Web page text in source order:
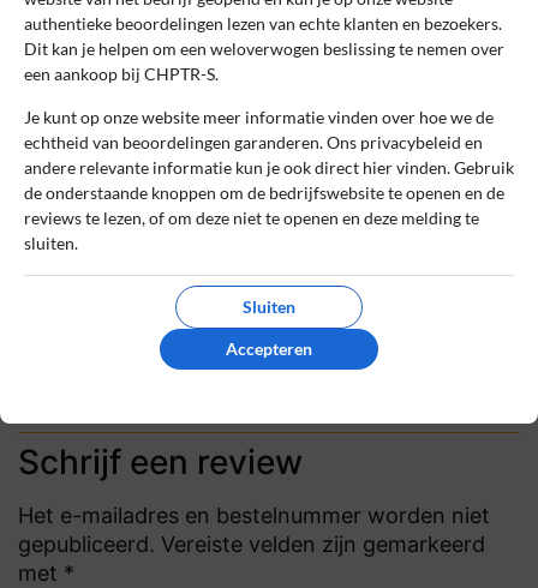
Beoordeling: 10
De lingerie en kleding zijn prachtig
afgewerkt, uniek en stijlvol. CHPTR-S
straalt echt luxe uit en ik voel me
zelfverzekerd in hun ontwerpen.
0 0
Review handmatig gecontroleerd en goedgekeurd.
Bekijk ons beleid
Schrijf een review
Het e-mailadres en bestelnummer worden niet
gepubliceerd. Vereiste velden zijn gemarkeerd
met *
authentieke beoordelingen lezen van echte klanten en bezoekers.
Dit kan je helpen om een weloverwogen beslissing te nemen over
een aankoop bij CHPTR-S.
Je kunt op onze website meer informatie vinden over hoe we de
echtheid van beoordelingen garanderen. Ons privacybeleid en
andere relevante informatie kun je ook direct hier vinden. Gebruik
de onderstaande knoppen om de bedrijfswebsite te openen en de
reviews te lezen, of om deze niet te openen en deze melding te
sluiten.
Sluiten
Accepteren